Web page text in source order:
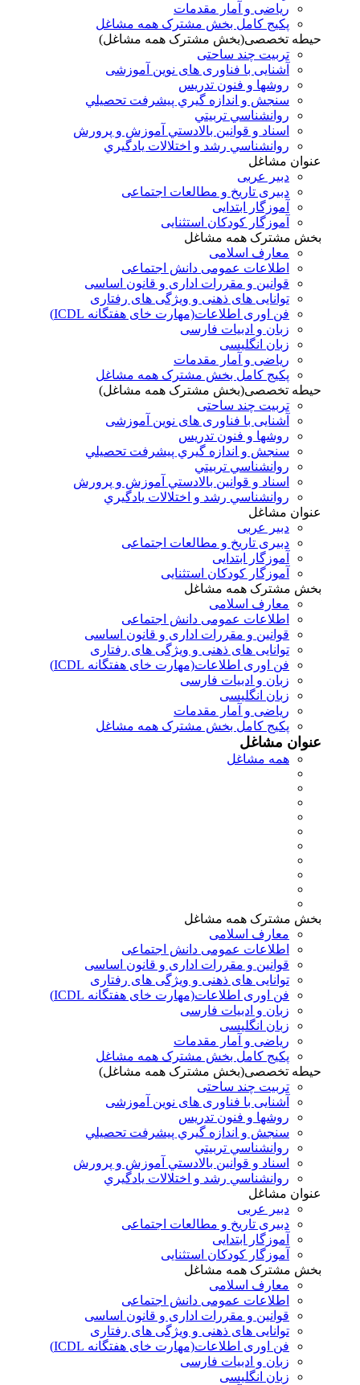
ریاضی و آمار مقدمات
پکیج کامل بخش مشترک همه مشاغل
حیطه تخصصی(بخش مشترک همه مشاغل)
تربیت چند ساحتی
آشنایی با فناوری های نوین آموزشی
روشها و فنون تدريس
سنجش و اندازه گيري پيشرفت تحصيلي
روانشناسي تربيتي
اسناد و قوانين بالادستي آموزش و پرورش
روانشناسي رشد و اختلالات يادگيري
عنوان مشاغل
دبير عربی
دبیری تاریخ و مطالعات اجتماعی
آموزگار ابتدایی
آموزگار کودکان استثنایی
بخش مشترک همه مشاغل
معارف اسلامی
اطلاعات عمومی دانش اجتماعی
قوانین و مقررات اداری و قانون اساسی
توانایی های ذهنی و ویژگی های رفتاری
فن اوری اطلاعات(مهارت خای هفتگانه ICDL)
زبان و ادبیات فارسی
زبان انگلیسی
ریاضی و آمار مقدمات
پکیج کامل بخش مشترک همه مشاغل
حیطه تخصصی(بخش مشترک همه مشاغل)
تربیت چند ساحتی
آشنایی با فناوری های نوین آموزشی
روشها و فنون تدريس
سنجش و اندازه گيري پيشرفت تحصيلي
روانشناسي تربيتي
اسناد و قوانين بالادستي آموزش و پرورش
روانشناسي رشد و اختلالات يادگيري
عنوان مشاغل
دبير عربی
دبیری تاریخ و مطالعات اجتماعی
آموزگار ابتدایی
آموزگار کودکان استثنایی
بخش مشترک همه مشاغل
معارف اسلامی
اطلاعات عمومی دانش اجتماعی
قوانین و مقررات اداری و قانون اساسی
توانایی های ذهنی و ویژگی های رفتاری
فن اوری اطلاعات(مهارت خای هفتگانه ICDL)
زبان و ادبیات فارسی
زبان انگلیسی
ریاضی و آمار مقدمات
پکیج کامل بخش مشترک همه مشاغل
عنوان مشاغل
همه مشاغل
بخش مشترک همه مشاغل
معارف اسلامی
اطلاعات عمومی دانش اجتماعی
قوانین و مقررات اداری و قانون اساسی
توانایی های ذهنی و ویژگی های رفتاری
فن اوری اطلاعات(مهارت خای هفتگانه ICDL)
زبان و ادبیات فارسی
زبان انگلیسی
ریاضی و آمار مقدمات
پکیج کامل بخش مشترک همه مشاغل
حیطه تخصصی(بخش مشترک همه مشاغل)
تربیت چند ساحتی
آشنایی با فناوری های نوین آموزشی
روشها و فنون تدريس
سنجش و اندازه گيري پيشرفت تحصيلي
روانشناسي تربيتي
اسناد و قوانين بالادستي آموزش و پرورش
روانشناسي رشد و اختلالات يادگيري
عنوان مشاغل
دبير عربی
دبیری تاریخ و مطالعات اجتماعی
آموزگار ابتدایی
آموزگار کودکان استثنایی
بخش مشترک همه مشاغل
معارف اسلامی
اطلاعات عمومی دانش اجتماعی
قوانین و مقررات اداری و قانون اساسی
توانایی های ذهنی و ویژگی های رفتاری
فن اوری اطلاعات(مهارت خای هفتگانه ICDL)
زبان و ادبیات فارسی
زبان انگلیسی